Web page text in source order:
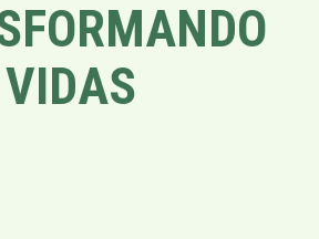
VIDAS